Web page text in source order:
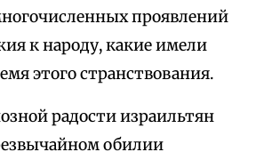
проявлений
к народу, какие имели
этого странствования.
радости израильтян
обилии